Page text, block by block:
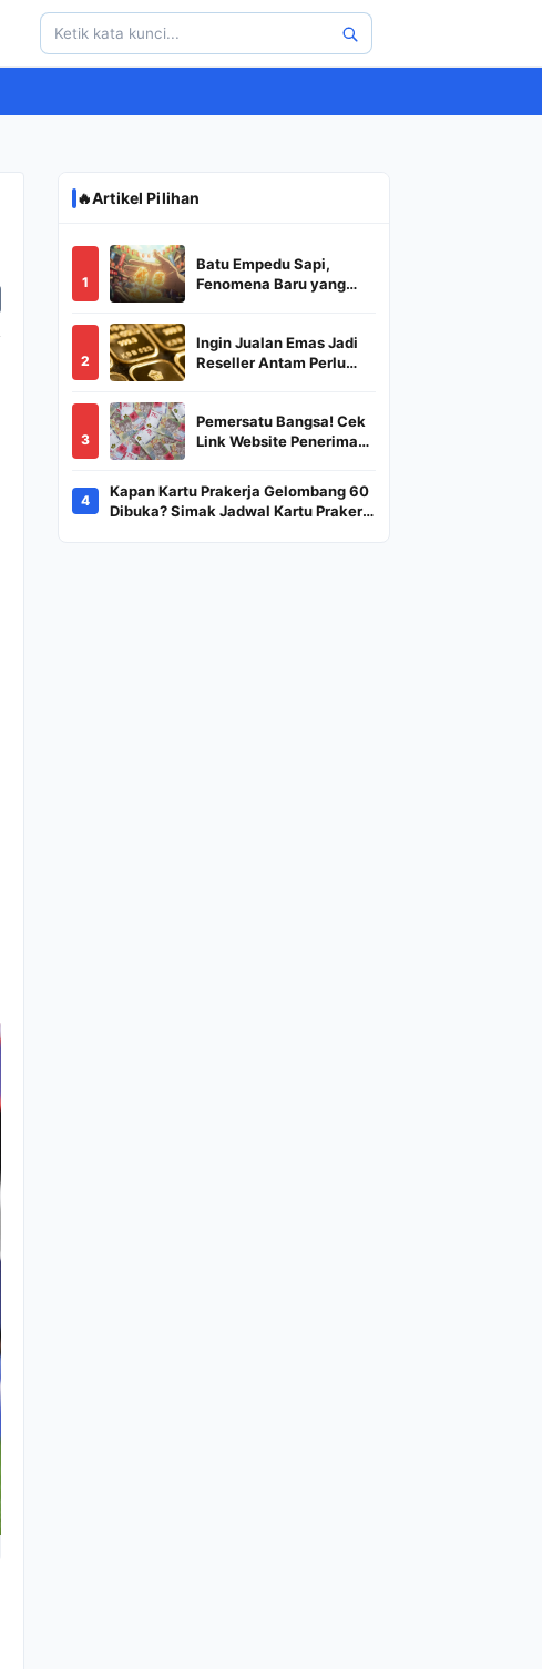
🔥Artikel Pilihan
1
Batu Empedu Sapi,
Fenomena Baru yang
2
Ingin Jualan Emas Jadi
Reseller Antam Perlu
Bagaimana
Prosedurnya?
3
Pemersatu Bangsa! Cek
Link Website Penerima
Dana Rp600 Ribu Rupiah
4
Kapan Kartu Prakerja Gelombang 60
Dibuka? Simak Jadwal Kartu Prakerja